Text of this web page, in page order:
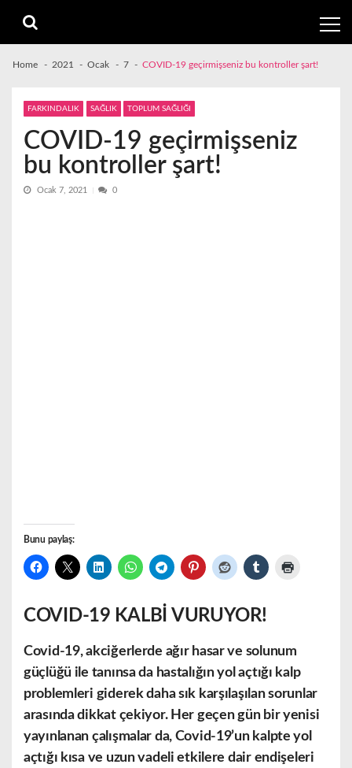
navigation
content
Home 2021 Ocak 7 COVID-19 geçirmişseniz bu kontroller şart!
FARKINDALIK SAĞLIK TOPLUM SAĞLIĞI
COVID-19 geçirmişseniz
bu kontroller şart!
Ocak 7, 2021 0
Bunu paylaş:
COVID-19 KALBİ VURUYOR!
Covid-19, akciğerlerde ağır hasar ve solunum
güçlüğü ile tanınsa da hastalığın yol açtığı kalp
problemleri giderek daha sık karşılaşılan sorunlar
arasında dikkat çekiyor. Her geçen gün bir yenisi
yayınlanan çalışmalar da, Covid-19’un kalpte yol
açtığı kısa ve uzun vadeli etkilere dair endişeleri